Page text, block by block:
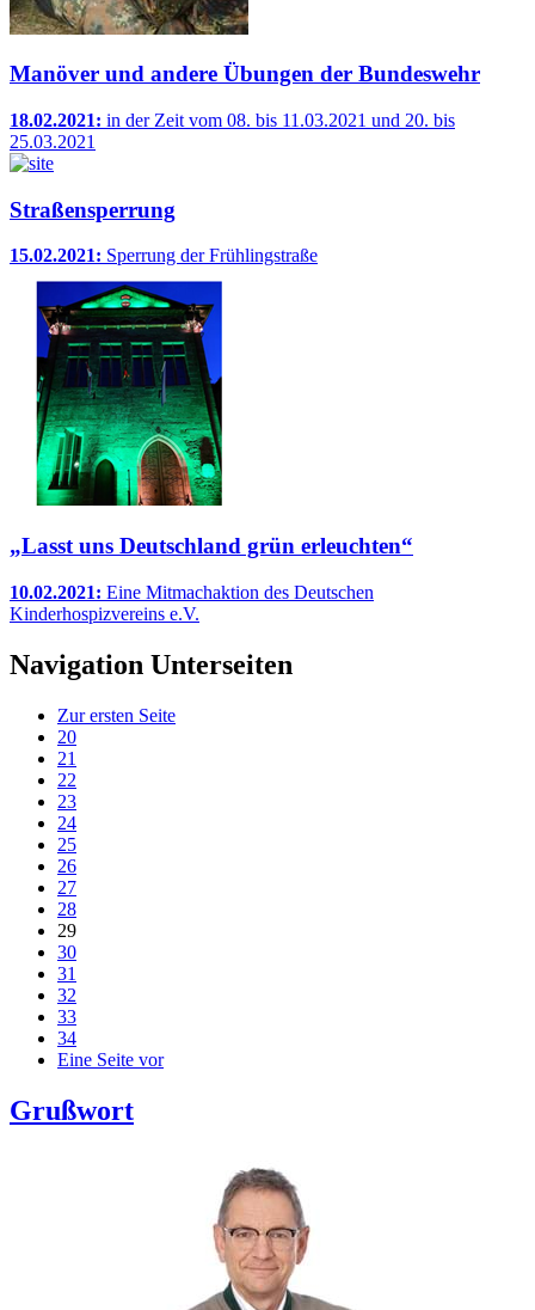
Manöver und andere Übungen der Bundeswehr
18.02.2021: in der Zeit vom 08. bis 11.03.2021 und 20. bis
25.03.2021
Straßensperrung
15.02.2021: Sperrung der Frühlingstraße
„Lasst uns Deutschland grün erleuchten“
10.02.2021: Eine Mitmachaktion des Deutschen
Kinderhospizvereins e.V.
Navigation Unterseiten
Zur ersten Seite
20
21
22
23
24
25
26
27
28
29
30
31
32
33
34
Eine Seite vor
Grußwort